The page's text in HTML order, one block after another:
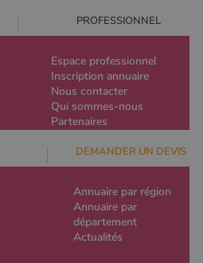
PROFESSIONNEL
Espace professionnel
Inscription annuaire
Nous contacter
Qui sommes-nous
Partenaires
DEMANDER UN DEVIS
Annuaire par région
Annuaire par
département
Actualités